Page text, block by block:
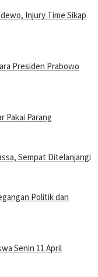
Injury Time Sikap
Presiden Prabowo
Pakai Parang
Sempat Ditelanjangi
Politik dan
Senin 11 April